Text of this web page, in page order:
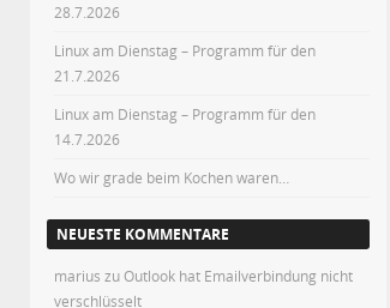
28.7.2026
Linux am Dienstag – Programm für den
21.7.2026
Linux am Dienstag – Programm für den
14.7.2026
Wo wir grade beim Kochen waren…
NEUESTE KOMMENTARE
marius zuOutlook hat Emailverbindung nicht
verschlüsselt